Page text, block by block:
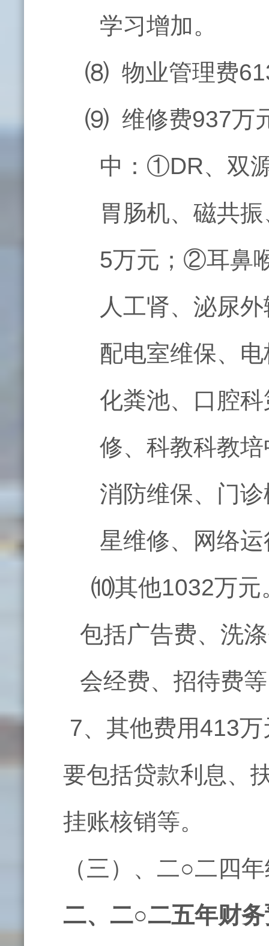
学习增加。
⑻ 物业管理费
⑼ 维修费937万
中：①DR、双
胃肠机、磁共
5万元；②耳鼻
人工肾、泌尿
配电室维保、
化粪池、口腔
修、科教科教
消防维保、门
星维修、网络
⑽其他1032万元
包括广告费、洗
会经费、招待费
7、其他费用413
要包括贷款利息、
挂账核销等。
（三）、二○二四
二、二○二五年财